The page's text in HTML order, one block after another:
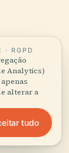
Audiala a
e
· RGPD
Analytics)
alterar a
tudo